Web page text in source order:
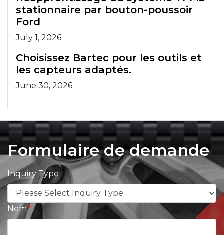
stationnaire par bouton-poussoir
Ford
July 1, 2026
Choisissez Bartec pour les outils et
les capteurs adaptés.
June 30, 2026
Formulaire de demande
Inquiry Type
Nom